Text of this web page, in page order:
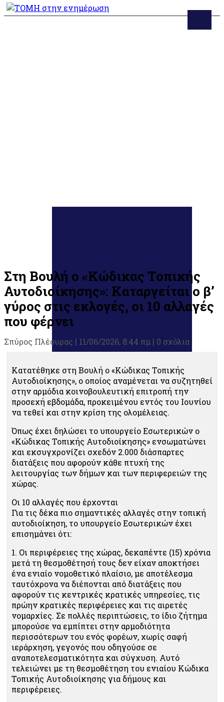
Στη Βουλή ο «Κώδικας Τοπικής
Αυτοδιοίκησης»: Καταργείται ο β’
γύρος στις εκλογές, οι 10 αλλαγές
που φέρνει
Σπύρος Πλέουρας | 11/06/2026, 8:44 πμ | 0 σχόλια
Κατατέθηκε στη Βουλή ο «Κώδικας Τοπικής
Αυτοδιοίκησης», ο οποίος αναμένεται να συζητηθεί
στην αρμόδια κοινοβουλευτική επιτροπή την
προσεχή εβδομάδα, προκειμένου εντός του Ιουνίου
να τεθεί και στην κρίση της ολομέλειας.
Όπως έχει δηλώσει το υπουργείο Εσωτερικών ο
«Κώδικας Τοπικής Αυτοδιοίκησης» ενσωματώνει
και εκσυγχρονίζει σχεδόν 2.000 διάσπαρτες
διατάξεις που αφορούν κάθε πτυχή της
λειτουργίας των δήμων και των περιφερειών της
χώρας.
Οι 10 αλλαγές που έρχονται
Για τις δέκα πιο σημαντικές αλλαγές στην τοπική
αυτοδιοίκηση, το υπουργείο Εσωτερικών έχει
επισημάνει ότι:
1. Οι περιφέρειες της χώρας, δεκαπέντε (15) χρόνια
μετά τη θεσμοθέτησή τους δεν είχαν αποκτήσει
ένα ενιαίο νομοθετικό πλαίσιο, με αποτέλεσμα
ταυτόχρονα να διέπονται από διατάξεις που
αφορούν τις κεντρικές κρατικές υπηρεσίες, τις
πρώην κρατικές περιφέρειες και τις αιρετές
νομαρχίες. Σε πολλές περιπτώσεις, το ίδιο ζήτημα
μπορούσε να εμπίπτει στην αρμοδιότητα
περισσότερων του ενός φορέων, χωρίς σαφή
ιεράρχηση, γεγονός που οδηγούσε σε
αναποτελεσματικότητα και σύγχυση. Αυτό
τελειώνει με τη θεσμοθέτηση του ενιαίου Κώδικα
Τοπικής Αυτοδιοίκησης για δήμους και
περιφέρειες.